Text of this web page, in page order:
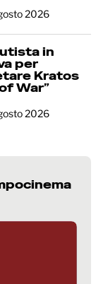
2026
in
per
Kratos
War”
2026